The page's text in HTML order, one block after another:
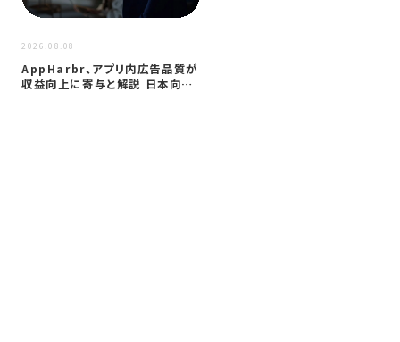
2026.08.08
AppHarbr、アプリ内広告品質が
収益向上に寄与と解説 日本向け